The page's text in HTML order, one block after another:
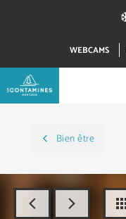
WEBCAMS
Bien être